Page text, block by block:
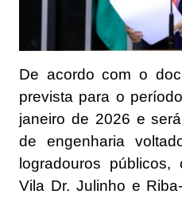
De acordo com o
prevista para o
janeiro de 2026 e
de engenharia
logradouros
Vila Dr. Julinho e